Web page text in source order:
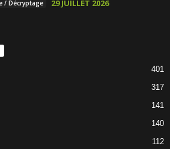
/ Décryptage 29 JUILLET 2026
401
317
141
140
112